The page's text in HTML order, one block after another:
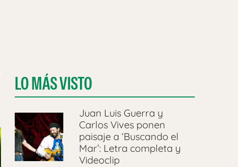
LO MÁS VISTO
Juan Luis Guerra y
Carlos Vives ponen
paisaje a ‘Buscando el
Mar’: Letra completa y
Videoclip